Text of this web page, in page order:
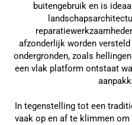
buitengebruik en is
afzonderlijk worden
ondergronden, zoals
een vlak platform ontstaat
In tegenstelling tot een
vaak op en af te klimmen